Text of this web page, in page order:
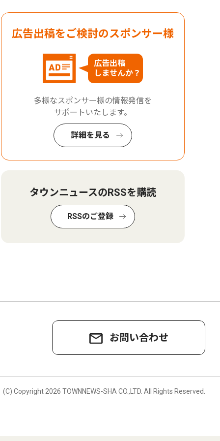
広告出稿をご検討のスポンサー様
広告出稿
しませんか？
多様なスポンサー様の情報発信を
サポートいたします。
詳細を見る
タウンニュースのRSSを購読
RSSのご登録
お問い合わせ
(C) Copyright 2026 TOWNNEWS-SHA CO.,LTD. All Rights Reserved.